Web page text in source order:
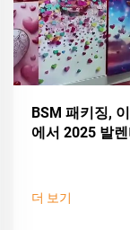
BSM 패키징,
에서 2025 발
더 보기